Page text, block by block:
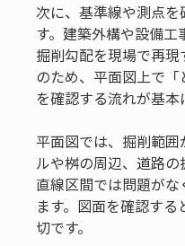
次に、基準線や測点
す。建築外構や設備
掘削勾配を現場で再
のため、平面図上で
を確認する流れが基本
平面図では、掘削範
ルや桝の周辺、道路
直線区間では問題が
ます。図面を確認す
切です。